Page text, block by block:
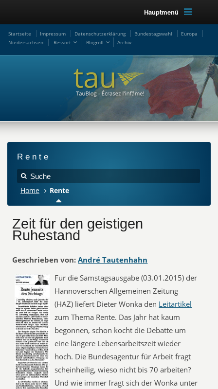
Hauptmenü
Startseite Impressum Datenschutzerklärung Bundestagswahl
Europa
Niedersachsen
Ressort Blogroll Archiv
Rente
Home Rente
Zeit für den geistigen
Ruhestand
Geschrieben von: André Tautenhahn
Für die Samstagsausgabe (03.01.2015) der
Hannoverschen Allgemeinen Zeitung
(HAZ) liefert Dieter Wonka den Leitartikel
zum Thema Rente. Das Jahr hat kaum
begonnen, schon kocht die Debatte um
eine längere Lebensarbeitszeit wieder
hoch. Die Bundesagentur für Arbeit fragt
scheinheilig, wieso nicht bis 70 arbeiten?
Und wie immer fragt sich der Wonka unter